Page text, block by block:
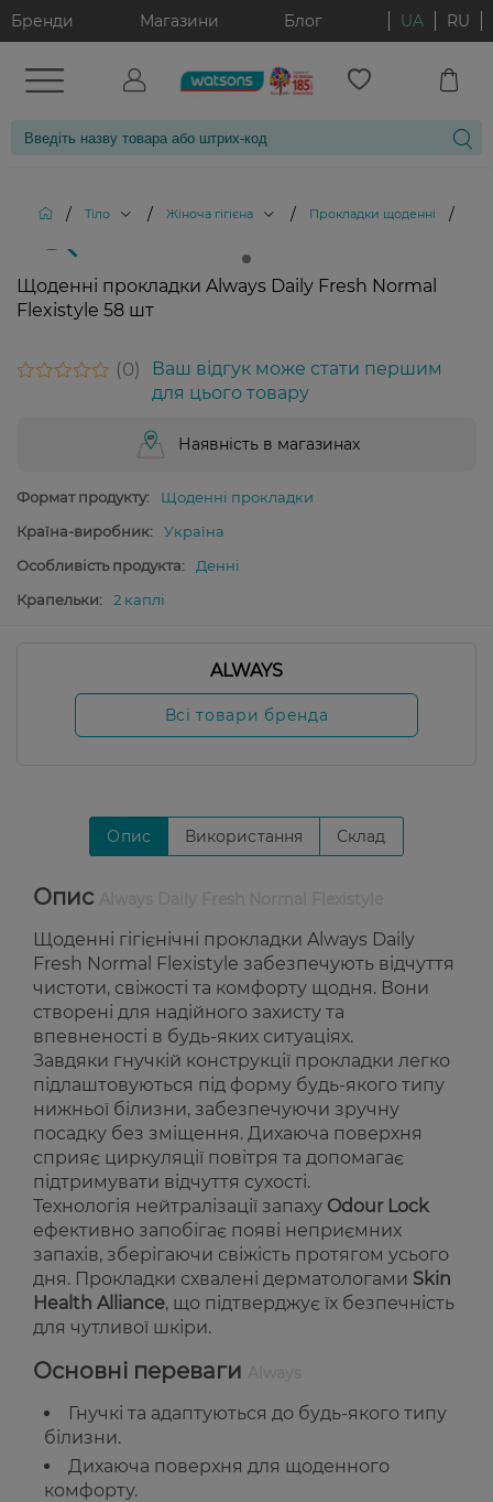
Бренди Магазини Блог UA RU
/ Тіло / Жіноча гігієна / Прокладки щоденні /
Щоденні прокладки Always Daily Fresh Normal
Flexistyle 58 шт
0
Ваш відгук може стати першим
для цього товару
Наявність в магазинах
Формат продукту:
Щоденні прокладки
Країна-виробник:
Україна
Особливість продукта:
Денні
Крапельки:
2 каплі
ALWAYS
Всі товари бренда
Опис Використання Склад
Опис
Щоденні гігієнічні прокладки Always Daily
Fresh Normal Flexistyle забезпечують відчуття
чистоти, свіжості та комфорту щодня. Вони
створені для надійного захисту та
впевненості в будь-яких ситуаціях.
Завдяки гнучкій конструкції прокладки легко
підлаштовуються під форму будь-якого типу
нижньої білизни, забезпечуючи зручну
посадку без зміщення. Дихаюча поверхня
сприяє циркуляції повітря та допомагає
підтримувати відчуття сухості.
Технологія нейтралізації запаху Odour Lock
ефективно запобігає появі неприємних
запахів, зберігаючи свіжість протягом усього
дня. Прокладки схвалені дерматологами Skin
Health Alliance, що підтверджує їх безпечність
для чутливої шкіри.
Основні переваги
Гнучкі та адаптуються до будь-якого типу
білизни.
Дихаюча поверхня для щоденного
комфорту.